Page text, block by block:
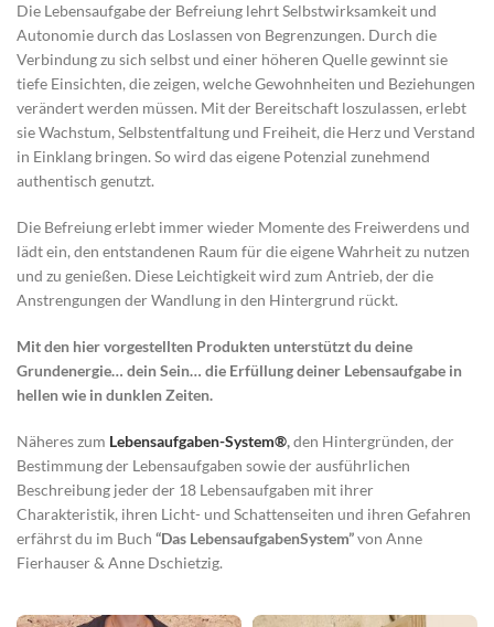
Die Lebensaufgabe der Befreiung lehrt Selbstwirksamkeit und
Autonomie durch das Loslassen von Begrenzungen. Durch die
Verbindung zu sich selbst und einer höheren Quelle gewinnt sie
tiefe Einsichten, die zeigen, welche Gewohnheiten und Beziehungen
verändert werden müssen. Mit der Bereitschaft loszulassen, erlebt
sie Wachstum, Selbstentfaltung und Freiheit, die Herz und Verstand
in Einklang bringen. So wird das eigene Potenzial zunehmend
authentisch genutzt.
Die Befreiung erlebt immer wieder Momente des Freiwerdens und
lädt ein, den entstandenen Raum für die eigene Wahrheit zu nutzen
und zu genießen. Diese Leichtigkeit wird zum Antrieb, der die
Anstrengungen der Wandlung in den Hintergrund rückt.
Mit den hier vorgestellten Produkten unterstützt du deine
Grundenergie… dein Sein… die Erfüllung deiner Lebensaufgabe in
hellen wie in dunklen Zeiten.
Näheres zum Lebensaufgaben-System®,den Hintergründen, der
Bestimmung der Lebensaufgaben sowie der ausführlichen
Beschreibung jeder der 18 Lebensaufgaben mit ihrer
Charakteristik, ihren Licht- und Schattenseiten und ihren Gefahren
erfährst du im Buch “Das LebensaufgabenSystem”von Anne
Fierhauser & Anne Dschietzig.